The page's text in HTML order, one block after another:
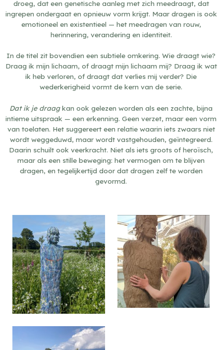
droeg, dat een genetische aanleg met zich meedraagt, dat
ingrepen ondergaat en opnieuw vorm krijgt. Maar dragen is ook
emotioneel en existentieel — het meedragen van rouw,
herinnering, verandering en identiteit.
In de titel zit bovendien een subtiele omkering. Wie draagt wie?
Draag ik mijn lichaam, of draagt mijn lichaam mij? Draag ik wat
ik heb verloren, of draagt dat verlies mij verder? Die
wederkerigheid vormt de kern van de serie.
Dat ik je draagkan ook gelezen worden als een zachte, bijna
intieme uitspraak — een erkenning. Geen verzet, maar een vorm
van toelaten. Het suggereert een relatie waarin iets zwaars niet
wordt weggeduwd, maar wordt vastgehouden, geïntegreerd.
Daarin schuilt ook veerkracht. Niet als iets groots of heroïsch,
maar als een stille beweging: het vermogen om te blijven
dragen, en tegelijkertijd door dat dragen zelf te worden
gevormd.
Sensitive niple, 2022 Raining my tears II